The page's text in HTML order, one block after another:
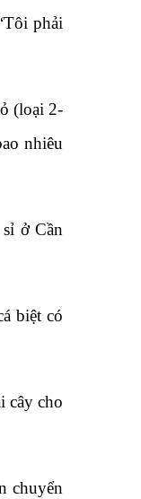
phải
(loại 2-
nhiêu
ở Cần
biệt có
cây cho
chuyển